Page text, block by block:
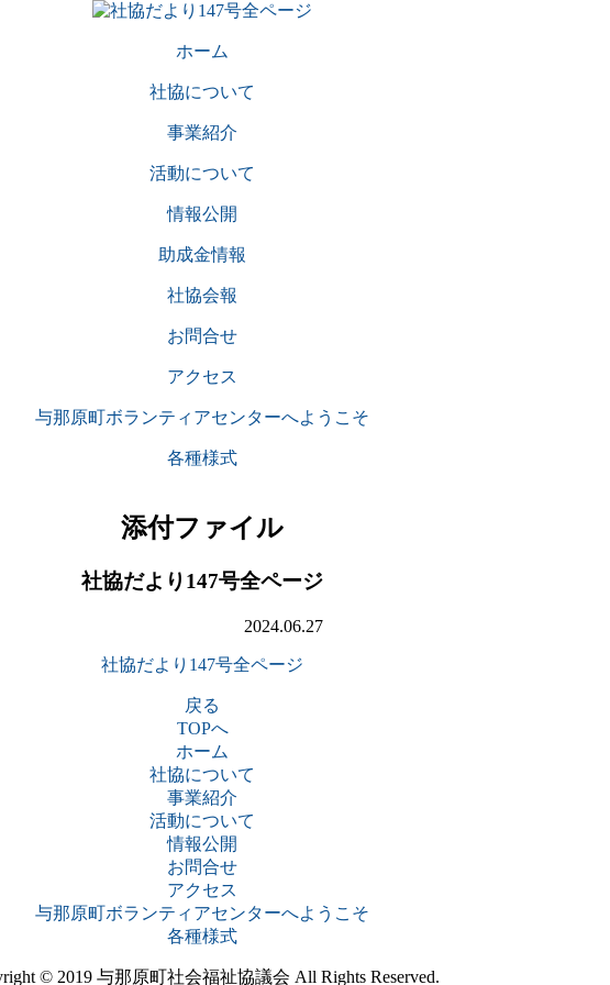
ホーム
社協について
事業紹介
活動について
情報公開
助成金情報
社協会報
お問合せ
アクセス
与那原町ボランティアセンターへようこそ
各種様式
添付ファイル
社協だより147号全ページ
2024.06.27
社協だより147号全ページ
戻る
TOPへ
ホーム
社協について
事業紹介
活動について
情報公開
お問合せ
アクセス
与那原町ボランティアセンターへようこそ
各種様式
© 2019 与那原町社会福祉協議会 All Rights Reserved.